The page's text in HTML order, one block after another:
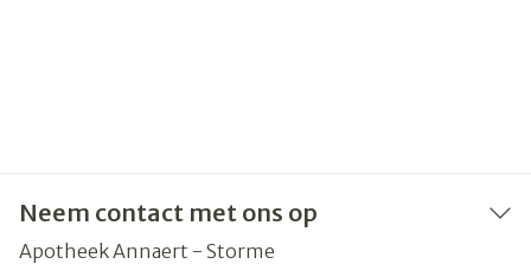
Neem contact met ons op
Apotheek Annaert - Storme